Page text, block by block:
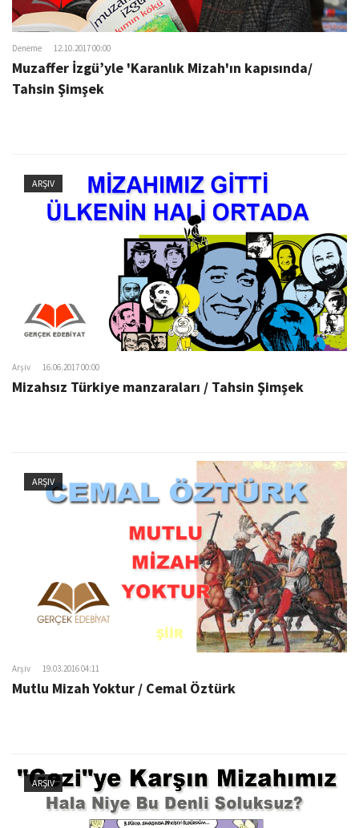
Deneme 12.10.2017 00:00
Muzaffer İzgü’yle 'Karanlık Mizah'ın kapısında/
Tahsin Şimşek
ARŞIV
Arşiv 16.06.2017 00:00
Mizahsız Türkiye manzaraları / Tahsin Şimşek
ARŞIV
Arşiv 19.03.2016 04:11
Mutlu Mizah Yoktur / Cemal Öztürk
ARŞIV